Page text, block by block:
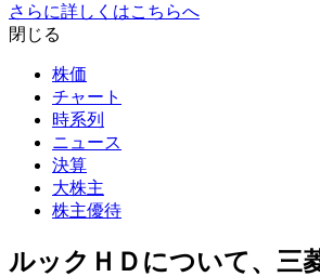
さらに詳しくはこちらへ
閉じる
株価
チャート
時系列
ニュース
決算
大株主
株主優待
ルックＨＤについて、三